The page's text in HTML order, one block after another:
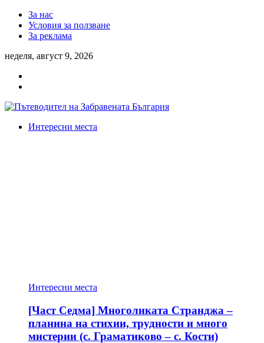
За нас
Условия за ползване
За реклама
неделя, август 9, 2026
Интересни места
Интересни места
[Част Седма] Многоликата Странджа –
планина на стихии, трудности и много
мистерии (с. Граматиково – с. Кости)